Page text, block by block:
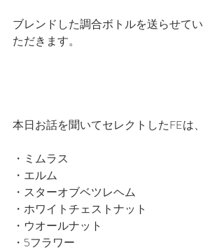
ブレンドした調合ボトルを送らせてい
ただきます。
本日お話を聞いてセレクトしたFEは、
・ミムラス
・エルム
・スターオブベツレヘム
・ホワイトチェストナット
・ウオールナット
・5フラワー